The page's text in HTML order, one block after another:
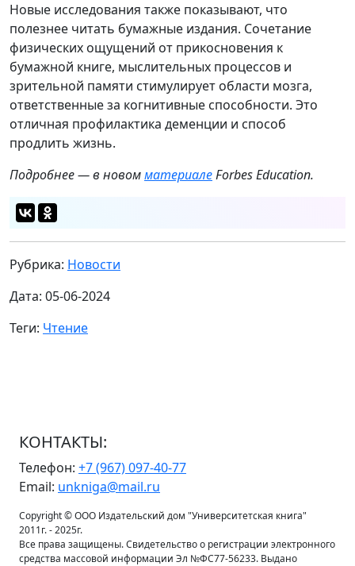
Новые исследования также показывают, что
полезнее читать бумажные издания. Сочетание
физических ощущений от прикосновения к
бумажной книге, мыслительных процессов и
зрительной памяти стимулирует области мозга,
ответственные за когнитивные способности. Это
отличная профилактика деменции и способ
продлить жизнь.
Подробнее — в новомматериалеForbes Education.
Рубрика: Новости
Дата: 05-06-2024
Теги: Чтение
КОНТАКТЫ:
Телефон: +7 (967) 097-40-77
Email: unkniga@mail.ru
Copyright © ООО Издательский дом "Университетская книга"
2011г. - 2025г.
Все права защищены. Свидетельство о регистрации электронного
средства массовой информации Эл №ФС77-56233. Выдано